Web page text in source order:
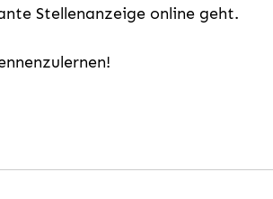
Stellenanzeige online geht.